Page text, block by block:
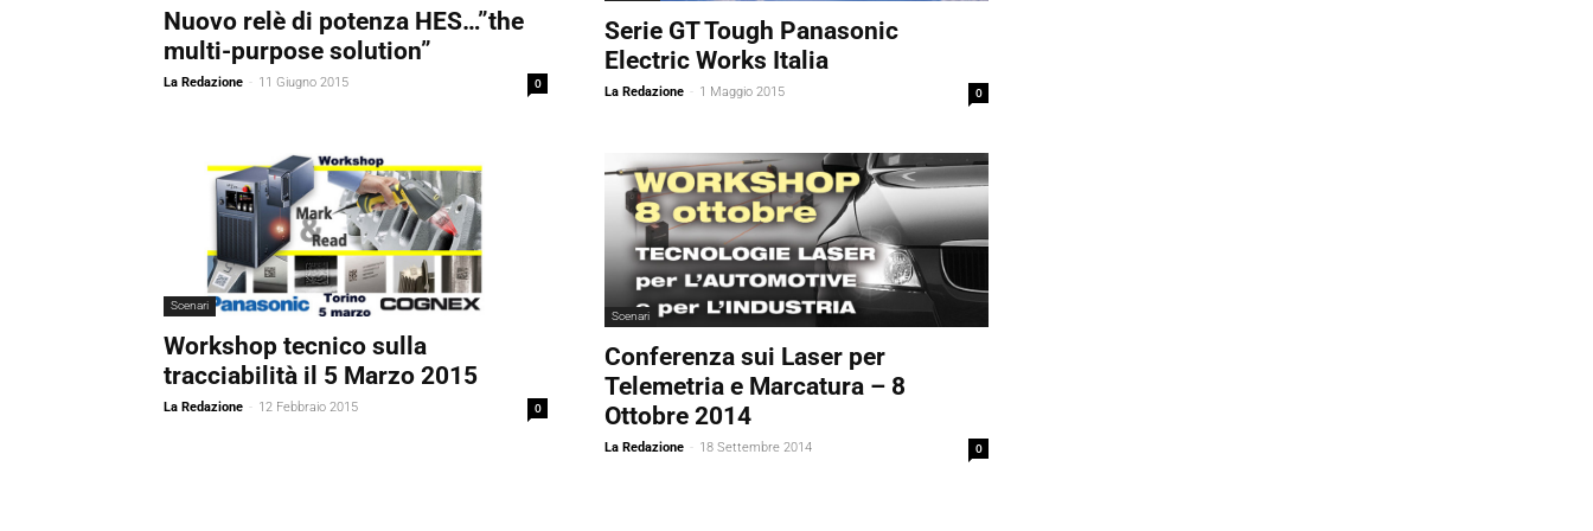
Nuovo relè di potenza HES…”the
multi-purpose solution”
La Redazione - 11 Giugno 2015 0
Serie GT Tough Panasonic
Electric Works Italia
La Redazione - 1 Maggio 2015 0
Scenari
Workshop tecnico sulla
tracciabilità il 5 Marzo 2015
La Redazione - 12 Febbraio 2015 0
Scenari
Conferenza sui Laser per
Telemetria e Marcatura – 8
Ottobre 2014
La Redazione - 18 Settembre 2014 0